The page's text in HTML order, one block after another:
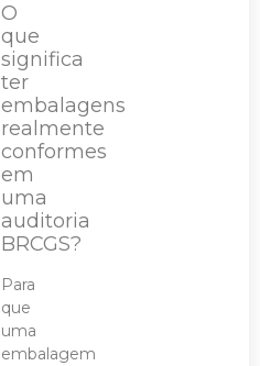
O
que
significa
ter
embalagens
realmente
conformes
em
uma
auditoria
BRCGS?
Para
que
uma
embalagem